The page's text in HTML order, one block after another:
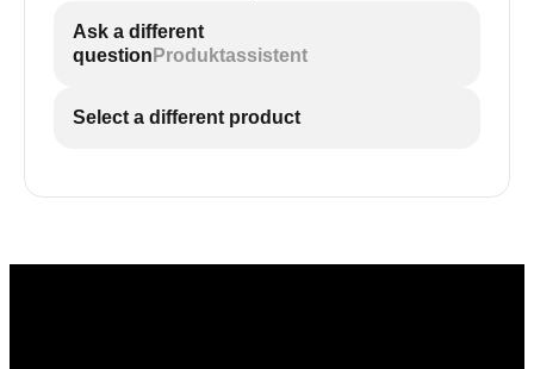
Ask a different
question Produktassistent
Select a different product